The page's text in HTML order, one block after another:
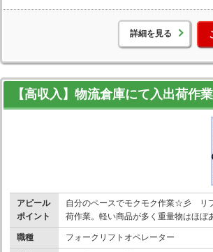
詳細を見る
【高収入】物流倉庫にて入出荷作業
アピール
ポイント
自分のペースでモクモク作業☆彡 リ
荷作業。軽い商品が多く重量物はほぼ
職種 フォークリフトオペレーター